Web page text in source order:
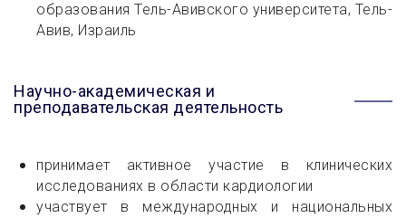
образования Тель-Авивского университета, Тель-
Авив, Израиль
Научно-академическая и
преподавательская деятельность
принимает активное участие в клинических
исследованиях в области кардиологии
участвует в международных и национальных